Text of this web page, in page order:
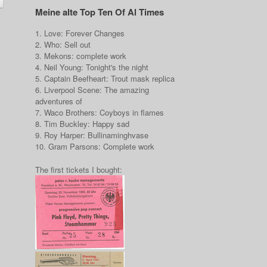
Meine alte Top Ten Of Al Times
1. Love: Forever Changes
2. Who: Sell out
3. Mekons: complete work
4. Neil Young: Tonight's the night
5. Captain Beefheart: Trout mask replica
6. Liverpool Scene: The amazing
adventures of
7. Waco Brothers: Coyboys in flames
8. Tim Buckley: Happy sad
9. Roy Harper: Bullinaminghvase
10. Gram Parsons: Complete work
The first tickets I bought: